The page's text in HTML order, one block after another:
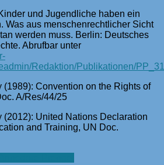
und Jugendliche haben ein
Was aus menschenrechtlicher Sicht
werden muss. Berlin: Deutsches
Abrufbar unter
Redaktion/Publikationen/
(1989): Convention on the Rights of
A/Res/44/25
(2012): United Nations Declaration
and Training, UN Doc.